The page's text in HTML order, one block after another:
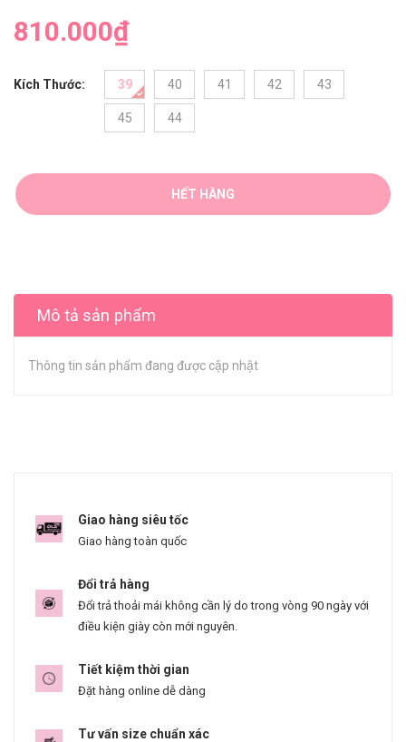
810.000₫
Kích Thước: 39 40 41 42 43
45 44
HẾT HÀNG
Mô tả sản phẩm
Thông tin sản phẩm đang được cập nhật
Giao hàng siêu tốc
Giao hàng toàn quốc
Đổi trả hàng
Đổi trả thoải mái không cần lý do trong vòng 90 ngày với
điều kiện giày còn mới nguyên.
Tiết kiệm thời gian
Đặt hàng online dễ dàng
Tư vấn size chuẩn xác